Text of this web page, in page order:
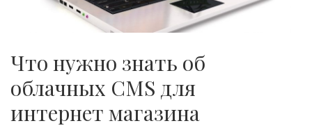
Что нужно знать об
облачных CMS для
интернет магазина